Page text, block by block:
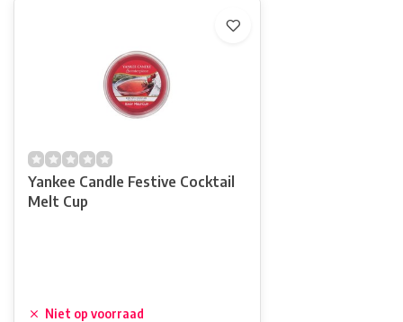
Yankee Candle Festive Cocktail
Melt Cup
Niet op voorraad